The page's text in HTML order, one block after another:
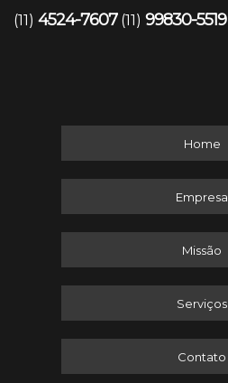
(11) 4524-7607 (11) 99830-5519
Home
Empresa
Missão
Serviços
Contato